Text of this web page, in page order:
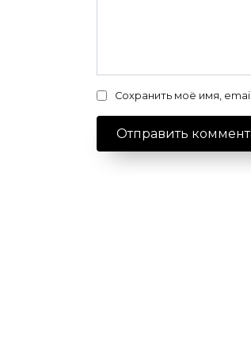
Сохранить моё имя,